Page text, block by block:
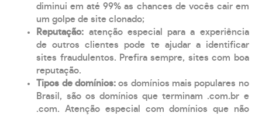
diminui em até 99% as chances de vocês cair em
um golpe de site clonado;
Reputação: atenção especial para a experiência
de outros clientes pode te ajudar a identificar
sites fraudulentos. Prefira sempre, sites com boa
reputação.
Tipos de domínios:os domínios mais populares no
Brasil, são os domínios que terminam .com.br e
.com. Atenção especial com domínios que não